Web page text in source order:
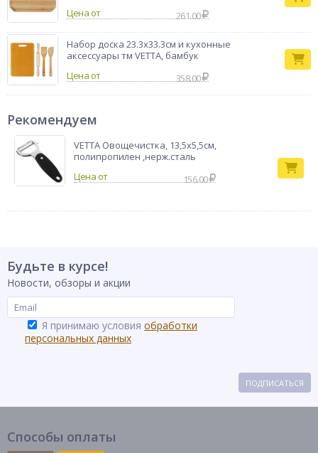
Цена от
261.00
Набор доска 23.3x33.3см и кухонные
аксессуары тм VETTA, бамбук
Цена от
358.00
Рекомендуем
VETTA Овощечистка, 13,5х5,5см,
полипропилен ,нерж.сталь
156.00
Будьте в курсе!
Новости, обзоры и акции
Я принимаю условия обработки
персональных данных
ПОДПИСАТЬСЯ
Способы оплаты